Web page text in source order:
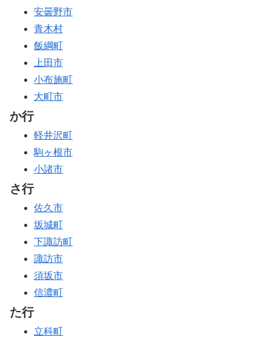
安曇野市
青木村
飯綱町
上田市
小布施町
大町市
か行
軽井沢町
駒ヶ根市
小諸市
さ行
佐久市
坂城町
下諏訪町
諏訪市
須坂市
信濃町
た行
立科町